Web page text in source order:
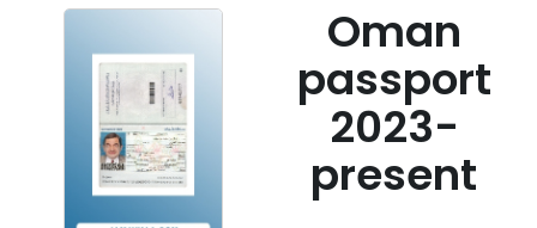
Oman
passport
2023-
present